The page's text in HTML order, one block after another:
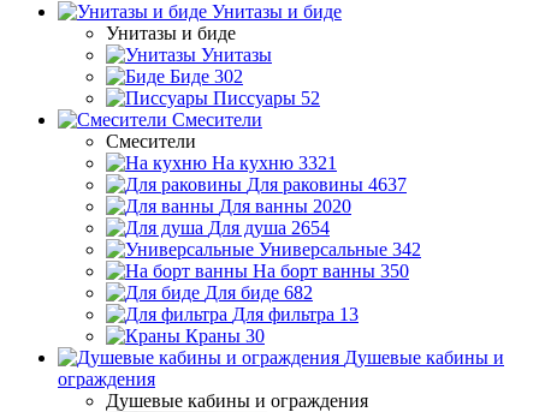
Унитазы и биде
Унитазы и биде
Унитазы
Биде 302
Писсуары 52
Смесители
Смесители
На кухню 3321
Для раковины 4637
Для ванны 2020
Для душа 2654
Универсальные 342
На борт ванны 350
Для биде 682
Для фильтра 13
Краны 30
Душевые кабины и
ограждения
Душевые кабины и ограждения